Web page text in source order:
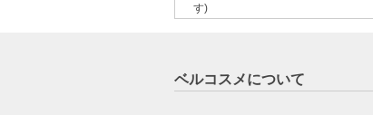
す)
ベルコスメについて